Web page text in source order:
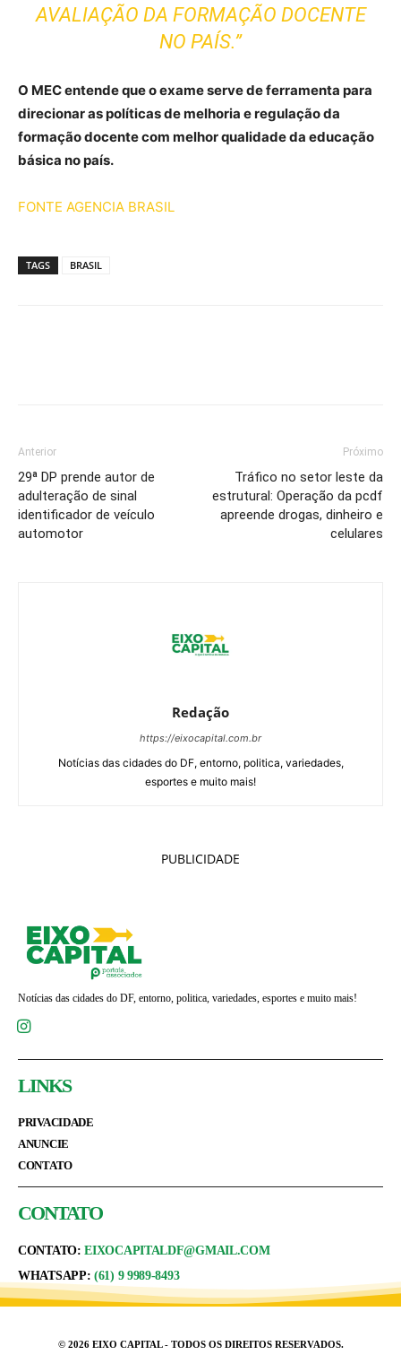
AVALIAÇÃO DA FORMAÇÃO DOCENTE
NO PAÍS.”
O MEC entende que o exame serve de ferramenta para
direcionar as políticas de melhoria e regulação da
formação docente com melhor qualidade da educação
básica no país.
FONTE AGENCIA BRASIL
TAGS BRASIL
Anterior
29ª DP prende autor de
adulteração de sinal
identificador de veículo
automotor
Próximo
Tráfico no setor leste da
estrutural: Operação da pcdf
apreende drogas, dinheiro e
celulares
Redação
https://eixocapital.com.br
Notícias das cidades do DF, entorno, politica, variedades,
esportes e muito mais!
PUBLICIDADE
Notícias das cidades do DF, entorno, politica, variedades, esportes e muito mais!
LINKS
PRIVACIDADE
ANUNCIE
CONTATO
CONTATO
CONTATO:EIXOCAPITALDF@GMAIL.COM
WHATSAPP: (61) 9 9989-8493
© 2026 EIXO CAPITAL - TODOS OS DIREITOS RESERVADOS.